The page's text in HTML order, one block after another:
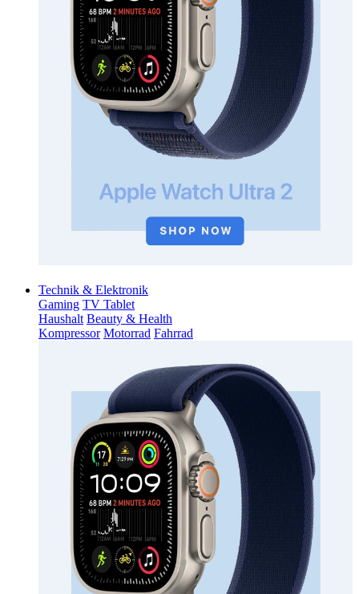
Technik & Elektronik
Gaming TV Tablet
Haushalt Beauty & Health
Kompressor Motorrad Fahrrad